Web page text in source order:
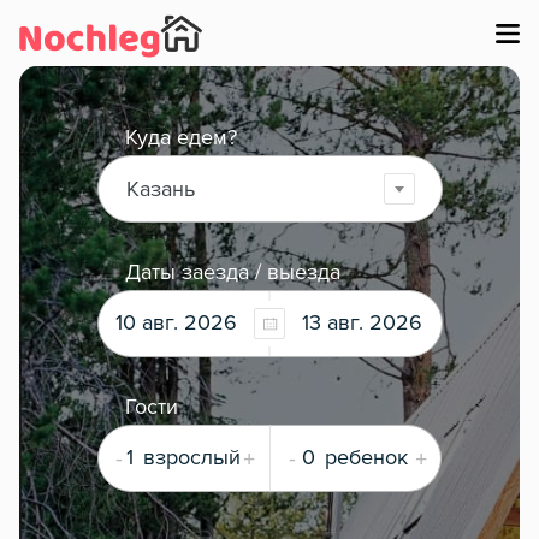
Куда едем?
Казань
Даты заезда / выезда
10 авг. 2026 13 авг. 2026
Гости
1 взрослый
- + 0 ребенок
- +